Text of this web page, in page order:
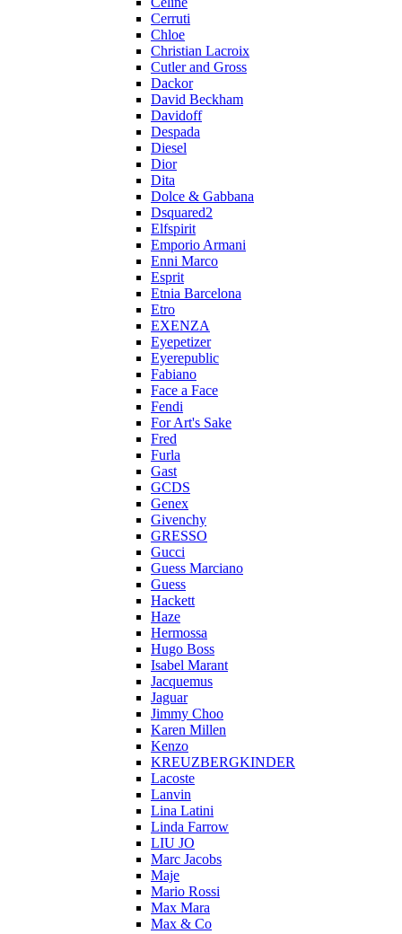
Cerruti
Chloe
Christian Lacroix
Cutler and Gross
Dackor
David Beckham
Davidoff
Despada
Diesel
Dior
Dita
Dolce & Gabbana
Dsquared2
Elfspirit
Emporio Armani
Enni Marco
Esprit
Etnia Barcelona
Etro
EXENZA
Eyepetizer
Eyerepublic
Fabiano
Face a Face
Fendi
For Art's Sake
Fred
Furla
Gast
GCDS
Genex
Givenchy
GRESSO
Gucci
Guess Marciano
Guess
Hackett
Haze
Hermossa
Hugo Boss
Isabel Marant
Jacquemus
Jaguar
Jimmy Choo
Karen Millen
Kenzo
KREUZBERGKINDER
Lacoste
Lanvin
Lina Latini
Linda Farrow
LIU JO
Marc Jacobs
Maje
Mario Rossi
Max Mara
Max & Co